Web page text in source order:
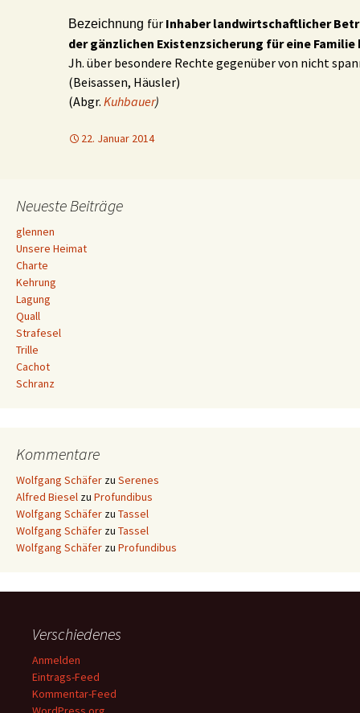
Bezeichnung für Inhaberlandwirtschaftlicher
der gänzlichen Existenzsicherung für eine Familie
Jh. über besondere Rechte gegenüber von nicht
(Beisassen, Häusler)
(Abgr. Kuhbauer)
22. Januar 2014
Neueste Beiträge
glennen
Unsere Heimat
Charte
Kehrung
Lagung
Quall
Strafesel
Trille
Cachot
Schranz
Kommentare
Wolfgang Schäfer zu Serenes
Alfred Biesel zu Profundibus
Wolfgang Schäfer zu Tassel
Wolfgang Schäfer zu Tassel
Wolfgang Schäfer zu Profundibus
Verschiedenes
Anmelden
Eintrags-Feed
Kommentar-Feed